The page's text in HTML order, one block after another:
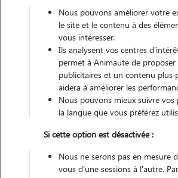
1 animal
Véhiculé
Contacter
L'envoi d'une demande est sans
Nous pouvons améliorer votre
le site et le contenu à des
vous intéresser.
Ils analysent vos centres
permet à Animaute de proposer
publicitaires et un contenu plus
aidera à améliorer les
Nous pouvons mieux suivre vos
la langue que vous préférez
Si cette option est désactivée :
Nous ne serons pas en mesure
vous d'une sessions à l'autre.